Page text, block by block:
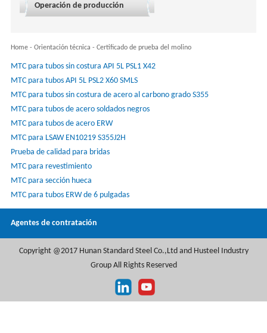
Operación de producción
Home- Orientación técnica - Certificado de prueba del molino
MTC para tubos sin costura API 5L PSL1 X42
MTC para tubos API 5L PSL2 X60 SMLS
MTC para tubos sin costura de acero al carbono grado S355
MTC para tubos de acero soldados negros
MTC para tubos de acero ERW
MTC para LSAW EN10219 S355J2H
Prueba de calidad para bridas
MTC para revestimiento
MTC para sección hueca
MTC para tubos ERW de 6 pulgadas
Agentes de contratación
Copyright @2017 Hunan Standard Steel Co.,Ltd and Husteel Industry
Group All Rights Reserved